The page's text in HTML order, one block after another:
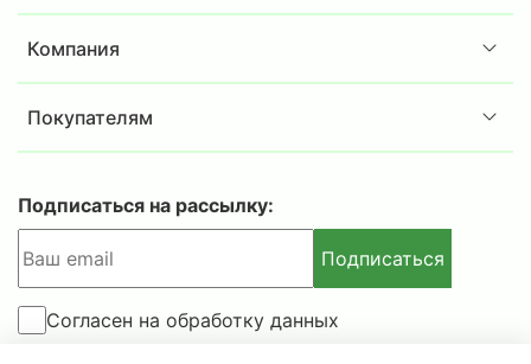
Допустимое отклонение +/-
Компания
Покупателям
Подписаться на рассылку:
Подписаться
Согласен на обработку данных